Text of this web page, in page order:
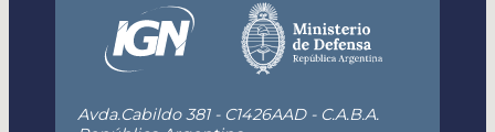
Avda.Cabildo 381 - C1426AAD - C.A.B.A.